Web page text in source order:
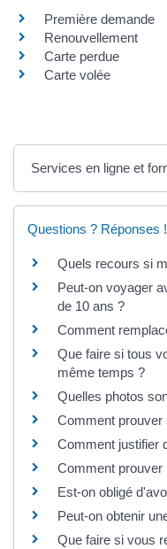
Première demande
Renouvellement
Carte perdue
Carte volée
Services en ligne et
Questions ? Réponses !
Quels recours si
Peut-on voyager
de 10 ans ?
Comment
Que faire si tous
même temps ?
Quelles photos
Comment prouver
Comment justifier
Comment prouver
Est-on obligé
Peut-on obtenir
Que faire si vous